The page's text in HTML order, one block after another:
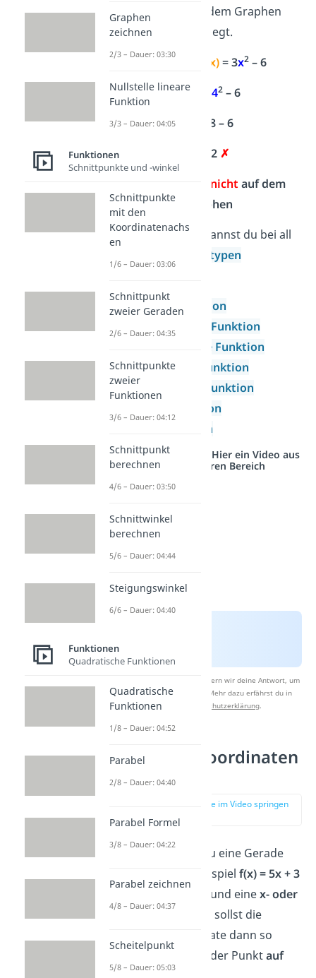
Punkt
auf dem Graphen
vonf(x) = 3x
liegt.
P(4| f(x)= 3x2 – 6
2= 3 · 42– 6
2 = 48 – 6
2 = 42 ✗
nicht auf dem
Graphen
Die Punktprobe kannst du bei all
Funktionstypen
lineare Funktion
quadratische Funktion
ganzrationale Funktion
Exponentialfunktion
Logarithmusfunktion
Wurzelfunktion
Sinusfunktion
Studyflix vernetzt: Hier ein Video aus
einem anderen Bereich
Nach Beantwortung speichern wir deine Antwort, um
Studyflix zu verbessern. Mehr dazu erfährst du in
unserer
Datenschutzerklärung.
Fehlende Koordinaten
berechnen
zur Stelle im Video springen
Manchmal hast du eine Gerade
gegeben, zum Beispielf(x) = 5x + 3
und einex- oder
. Du sollst die
fehlende Koordinate dann so
bestimmen, dass der Punktauf
Graphen
zeichnen
2/3 – Dauer: 03:30
Nullstelle lineare
Funktion
3/3 – Dauer: 04:05
Funktionen
Schnittpunkte und -winkel
Schnittpunkte
mit den
Koordinatenachs
en
1/6 – Dauer: 03:06
Schnittpunkt
zweier Geraden
2/6 – Dauer: 04:35
Schnittpunkte
zweier
Funktionen
3/6 – Dauer: 04:12
Schnittpunkt
berechnen
4/6 – Dauer: 03:50
Schnittwinkel
berechnen
5/6 – Dauer: 04:44
Steigungswinkel
6/6 – Dauer: 04:40
Funktionen
Quadratische Funktionen
Quadratische
Funktionen
1/8 – Dauer: 04:52
Parabel
2/8 – Dauer: 04:40
Parabel Formel
3/8 – Dauer: 04:22
Parabel zeichnen
4/8 – Dauer: 04:37
Scheitelpunkt
5/8 – Dauer: 05:03